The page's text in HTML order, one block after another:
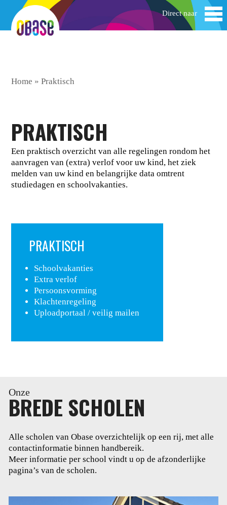
Home »Praktisch
PRAKTISCH
Een praktisch overzicht van alle regelingen rondom het
aanvragen van (extra) verlof voor uw kind, het ziek
melden van uw kind en belangrijke data omtrent
studiedagen en schoolvakanties.
PRAKTISCH
Schoolvakanties
Extra verlof
Persoonsvorming
Klachtenregeling
Uploadportaal / veilig mailen
Onze
BREDE SCHOLEN
Alle scholen van Obase overzichtelijk op een rij, met alle
contactinformatie binnen handbereik.
Meer informatie per school vindt u op de afzonderlijke
pagina’s van de scholen.